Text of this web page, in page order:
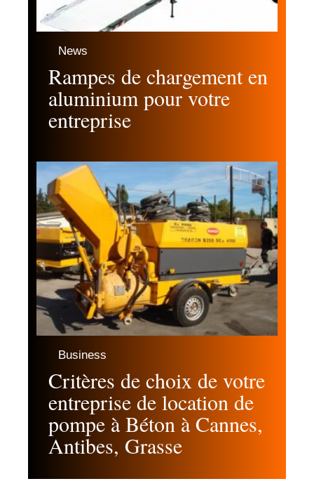
News
Rampes de chargement en
aluminium pour votre
entreprise
Business
Critères de choix de votre
entreprise de location de
pompe à Béton à Cannes,
Antibes, Grasse